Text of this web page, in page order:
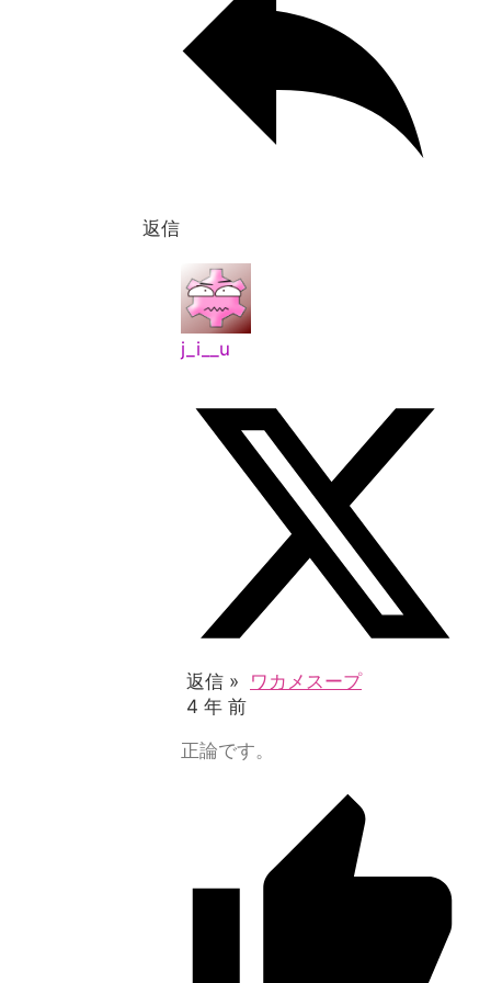
返信
j_i__u
返信 » ワカメスープ
4 年 前
正論です。